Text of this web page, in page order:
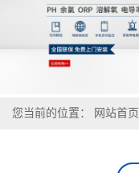
您当前的位置： 网站首页